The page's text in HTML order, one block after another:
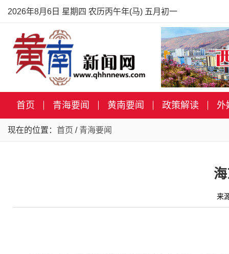
2026年8月6日 星期四 农历丙午年(马) 五月初一
首页 青海要闻 黄南要闻 政策解读 外
现在的位置： 首页 / 青海要闻
来